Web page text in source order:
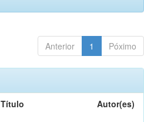
Anterior 1 Póximo
Título Autor(es)